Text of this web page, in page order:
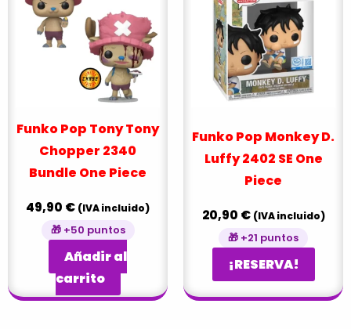
Funko Pop Tony Tony
Chopper 2340
Bundle One Piece
49,90 € (IVA incluido)
🎁 +50 puntos
Añadir al
carrito
Funko Pop Monkey D.
Luffy 2402 SE One
Piece
20,90 € (IVA incluido)
🎁 +21 puntos
¡RESERVA!